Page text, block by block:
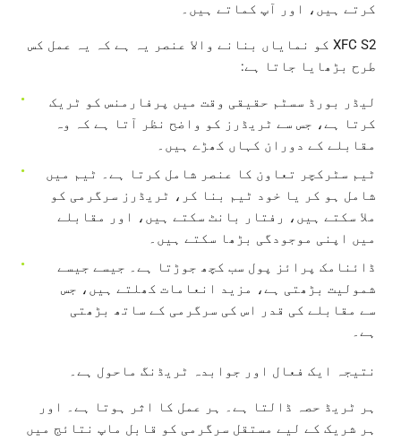
کرتے ہیں، اور آپ کماتے ہیں۔
XFC S2 کو نمایاں بنانے والا عنصر یہ ہے کہ یہ عمل کس
طرح بڑھایا جاتا ہے:
لیڈر بورڈ سسٹم حقیقی وقت میں پرفارمنس کو ٹریک
کرتا ہے، جس سے ٹریڈرز کو واضح نظر آتا ہے کہ وہ
مقابلے کے دوران کہاں کھڑے ہیں۔
ٹیم سٹرکچر تعاون کا عنصر شامل کرتا ہے۔ ٹیم میں
شامل ہو کر یا خود ٹیم بنا کر، ٹریڈرز سرگرمی کو
ملا سکتے ہیں، رفتار بانٹ سکتے ہیں، اور مقابلے
میں اپنی موجودگی بڑھا سکتے ہیں۔
ڈائنامک پرائز پول سب کچھ جوڑتا ہے۔ جیسے جیسے
شمولیت بڑھتی ہے، مزید انعامات کھلتے ہیں، جس
سے مقابلے کی قدر اس کی سرگرمی کے ساتھ بڑھتی
ہے۔
نتیجہ ایک فعال اور جوابدہ ٹریڈنگ ماحول ہے۔
ہر ٹریڈ حصہ ڈالتا ہے۔ ہر عمل کا اثر ہوتا ہے۔ اور
ہر شریک کے لیے مستقل سرگرمی کو قابل ماپ نتائج میں